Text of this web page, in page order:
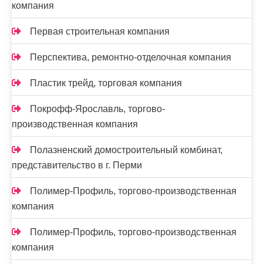
компания
Первая строительная компания
Перспектива, ремонтно-отделочная компания
Пластик трейд, торговая компания
Покрофф-Ярославль, торгово-
производственная компания
Полазненский домостроительный комбинат,
представительство в г. Перми
Полимер-Профиль, торгово-производственная
компания
Полимер-Профиль, торгово-производственная
компания